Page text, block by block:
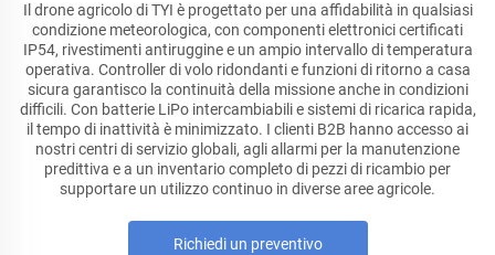
Il drone agricolo di TYI è progettato per una affidabilità in qualsiasi
condizione meteorologica, con componenti elettronici certificati
IP54, rivestimenti antiruggine e un ampio intervallo di temperatura
operativa. Controller di volo ridondanti e funzioni di ritorno a casa
sicura garantisco la continuità della missione anche in condizioni
difficili. Con batterie LiPo intercambiabili e sistemi di ricarica rapida,
il tempo di inattività è minimizzato. I clienti B2B hanno accesso ai
nostri centri di servizio globali, agli allarmi per la manutenzione
predittiva e a un inventario completo di pezzi di ricambio per
supportare un utilizzo continuo in diverse aree agricole.
Richiedi un preventivo